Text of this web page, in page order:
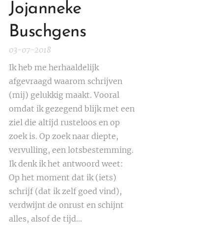
Jojanneke
Buschgens
03-07-2018
Ik heb me herhaaldelijk
afgevraagd waarom schrijven
(mij) gelukkig maakt. Vooral
omdat ik gezegend blijk met een
ziel die altijd rusteloos en op
zoek is. Op zoek naar diepte,
vervulling, een lotsbestemming.
Ik denk ik het antwoord weet:
Op het moment dat ik (iets)
schrijf (dat ik zelf goed vind),
verdwijnt de onrust en schijnt
alles, alsof de tijd...